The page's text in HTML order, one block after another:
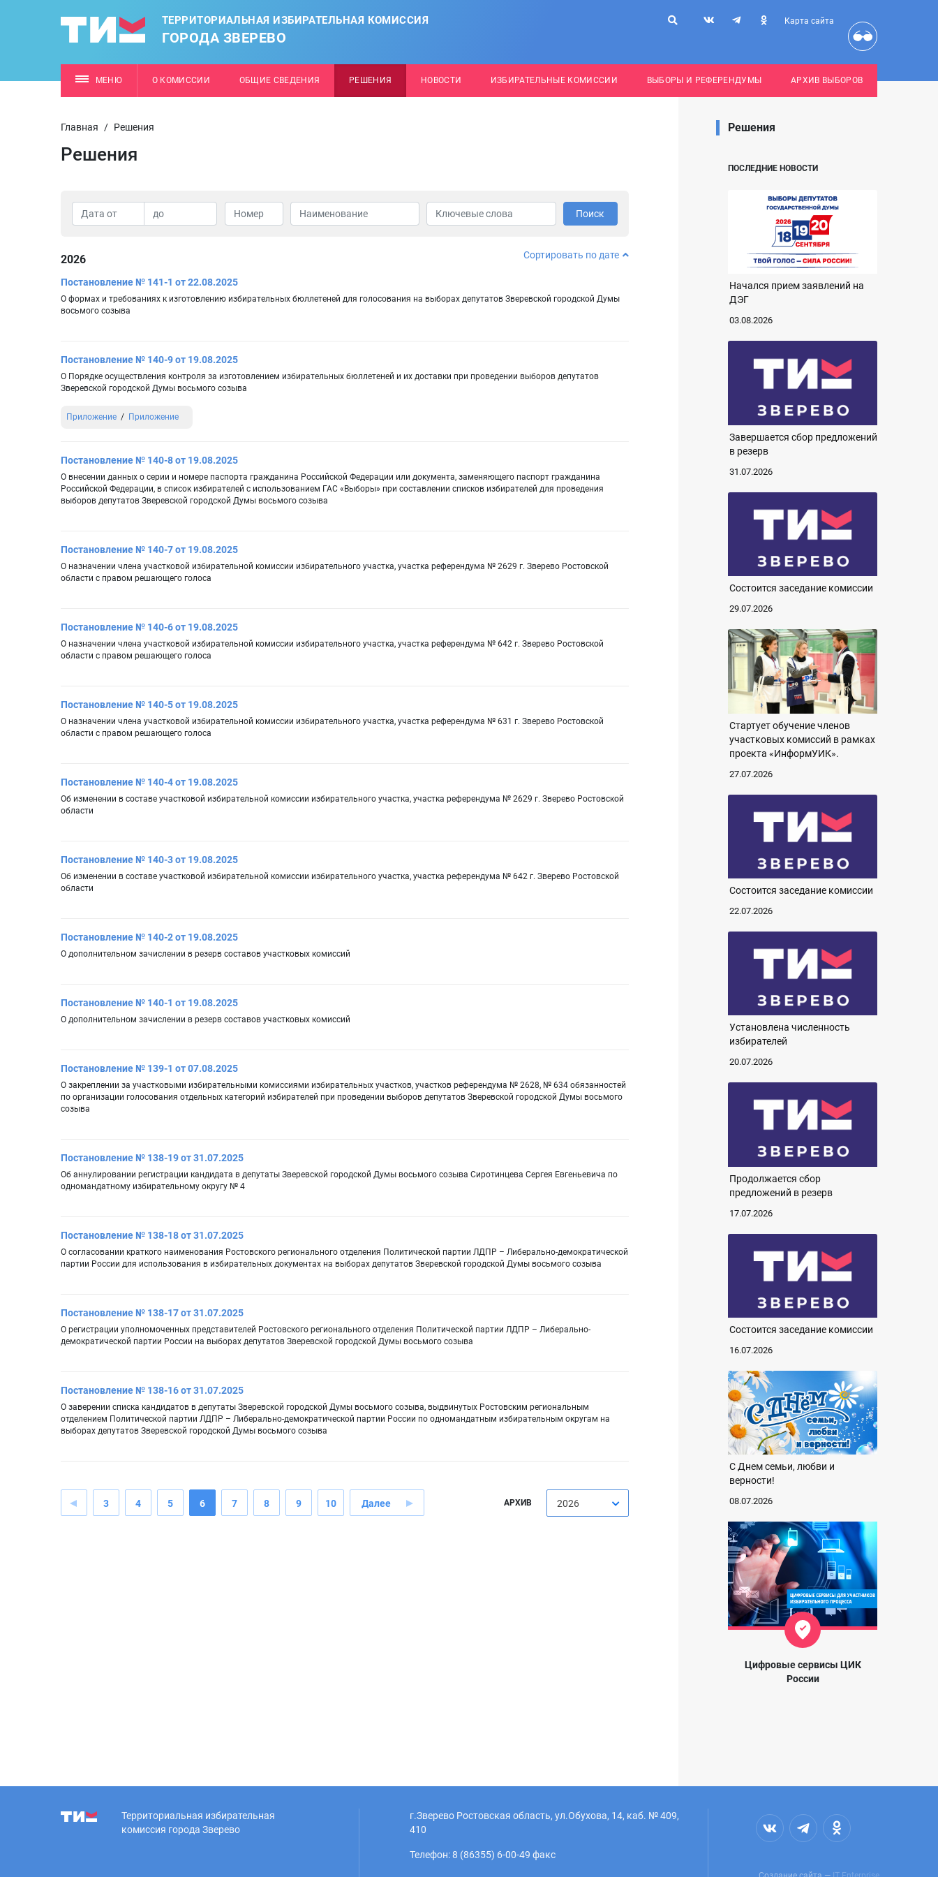
ТЕРРИТОРИАЛЬНАЯ ИЗБИРАТЕЛЬНАЯ КОМИССИЯ
ГОРОДА ЗВЕРЕВО
Карта сайта
МЕНЮ О КОМИССИИ ОБЩИЕ СВЕДЕНИЯ РЕШЕНИЯ НОВОСТИ ИЗБИРАТЕЛЬНЫЕ КОМИССИИ ВЫБОРЫ И РЕФЕРЕНДУМЫ АРХИВ ВЫБОРОВ
Главная / Решения
Решения
Поиск
2026 Сортировать по дате
Постановление № 141-1 от 22.08.2025
О формах и требованиях к изготовлению избирательных бюллетеней для голосования на выборах депутатов Зверевской городской Думы
восьмого созыва
Постановление № 140-9 от 19.08.2025
О Порядке осуществления контроля за изготовлением избирательных бюллетеней и их доставки при проведении выборов депутатов
Зверевской городской Думы восьмого созыва
Приложение Приложение
Постановление № 140-8 от 19.08.2025
О внесении данных о серии и номере паспорта гражданина Российской Федерации или документа, заменяющего паспорт гражданина
Российской Федерации, в список избирателей с использованием ГАС «Выборы» при составлении списков избирателей для проведения
выборов депутатов Зверевской городской Думы восьмого созыва
Постановление № 140-7 от 19.08.2025
О назначении члена участковой избирательной комиссии избирательного участка, участка референдума № 2629 г. Зверево Ростовской
области с правом решающего голоса
Постановление № 140-6 от 19.08.2025
О назначении члена участковой избирательной комиссии избирательного участка, участка референдума № 642 г. Зверево Ростовской
области с правом решающего голоса
Постановление № 140-5 от 19.08.2025
О назначении члена участковой избирательной комиссии избирательного участка, участка референдума № 631 г. Зверево Ростовской
области с правом решающего голоса
Постановление № 140-4 от 19.08.2025
Об изменении в составе участковой избирательной комиссии избирательного участка, участка референдума № 2629 г. Зверево Ростовской
области
Постановление № 140-3 от 19.08.2025
Об изменении в составе участковой избирательной комиссии избирательного участка, участка референдума № 642 г. Зверево Ростовской
области
Постановление № 140-2 от 19.08.2025
О дополнительном зачислении в резерв составов участковых комиссий
Постановление № 140-1 от 19.08.2025
О дополнительном зачислении в резерв составов участковых комиссий
Постановление № 139-1 от 07.08.2025
О закреплении за участковыми избирательными комиссиями избирательных участков, участков референдума № 2628, № 634 обязанностей
по организации голосования отдельных категорий избирателей при проведении выборов депутатов Зверевской городской Думы восьмого
созыва
Постановление № 138-19 от 31.07.2025
Об аннулировании регистрации кандидата в депутаты Зверевской городской Думы восьмого созыва Сиротинцева Сергея Евгеньевича по
одномандатному избирательному округу № 4
Постановление № 138-18 от 31.07.2025
О согласовании краткого наименования Ростовского регионального отделения Политической партии ЛДПР – Либерально-демократической
партии России для использования в избирательных документах на выборах депутатов Зверевской городской Думы восьмого созыва
Постановление № 138-17 от 31.07.2025
О регистрации уполномоченных представителей Ростовского регионального отделения Политической партии ЛДПР – Либерально-
демократической партии России на выборах депутатов Зверевской городской Думы восьмого созыва
Постановление № 138-16 от 31.07.2025
О заверении списка кандидатов в депутаты Зверевской городской Думы восьмого созыва, выдвинутых Ростовским региональным
отделением Политической партии ЛДПР – Либерально-демократической партии России по одномандатным избирательным округам на
выборах депутатов Зверевской городской Думы восьмого созыва
3 4 5 6 7 8 9 10 Далее АРХИВ 2026
Решения
ПОСЛЕДНИЕ НОВОСТИ
Начался прием заявлений на
ДЭГ
03.08.2026
Завершается сбор предложений
в резерв
31.07.2026
Состоится заседание комиссии
29.07.2026
Стартует обучение членов
участковых комиссий в рамках
проекта «ИнформУИК».
27.07.2026
Состоится заседание комиссии
22.07.2026
Установлена численность
избирателей
20.07.2026
Продолжается сбор
предложений в резерв
17.07.2026
Состоится заседание комиссии
16.07.2026
С Днем семьи, любви и
верности!
08.07.2026
Цифровые сервисы ЦИК
России
Территориальная избирательная
комиссия города Зверево
г.Зверево Ростовская область, ул.Обухова, 14, каб. № 409,
410
Телефон: 8 (86355) 6-00-49 факс